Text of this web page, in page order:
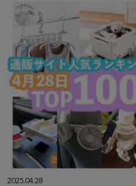
2025.04.28